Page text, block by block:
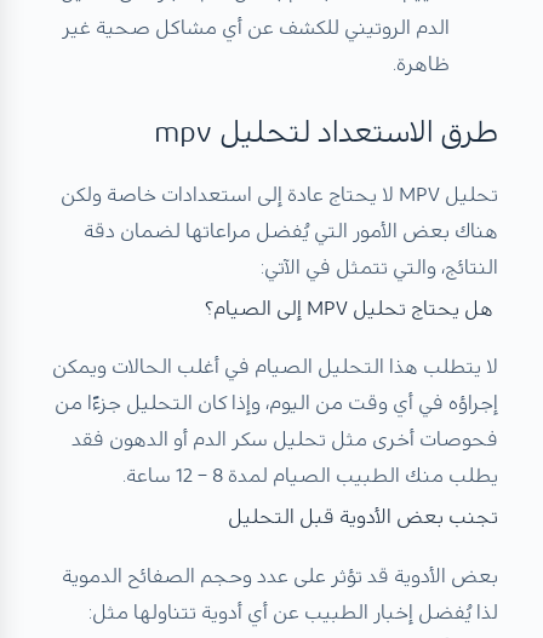
الدم الروتيني للكشف عن أي مشاكل صحية غير
ظاهرة.
طرق الاستعداد لتحليل mpv
تحليل MPV لا يحتاج عادة إلى استعدادات خاصة ولكن
هناك بعض الأمور التي يُفضل مراعاتها لضمان دقة
النتائج، والتي تتمثل في الآتي:
هل يحتاج تحليل MPV إلى الصيام؟
لا يتطلب هذا التحليل الصيام في أغلب الحالات ويمكن
إجراؤه في أي وقت من اليوم، وإذا كان التحليل جزءًا من
فحوصات أخرى مثل تحليل سكر الدم أو الدهون فقد
يطلب منك الطبيب الصيام لمدة 8 – 12 ساعة.
تجنب بعض الأدوية قبل التحليل
بعض الأدوية قد تؤثر على عدد وحجم الصفائح الدموية
لذا يُفضل إخبار الطبيب عن أي أدوية تتناولها مثل: